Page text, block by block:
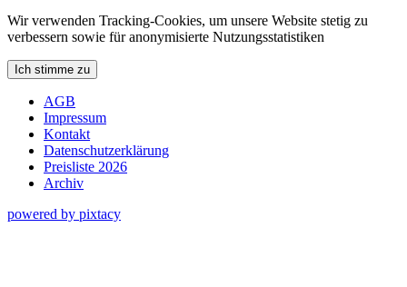
Wir verwenden Tracking-Cookies, um unsere Website stetig zu
verbessern sowie für anonymisierte Nutzungsstatistiken
Ich stimme zu
AGB
Impressum
Kontakt
Datenschutzerklärung
Preisliste 2026
Archiv
powered by pixtacy